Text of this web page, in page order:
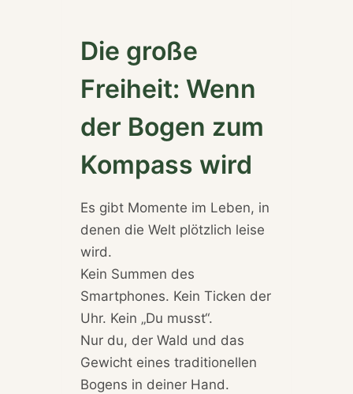
Die große
Freiheit: Wenn
der Bogen zum
Kompass wird
Es gibt Momente im Leben, in
denen die Welt plötzlich leise
wird.
Kein Summen des
Smartphones. Kein Ticken der
Uhr. Kein „Du musst“.
Nur du, der Wald und das
Gewicht eines traditionellen
Bogens in deiner Hand.